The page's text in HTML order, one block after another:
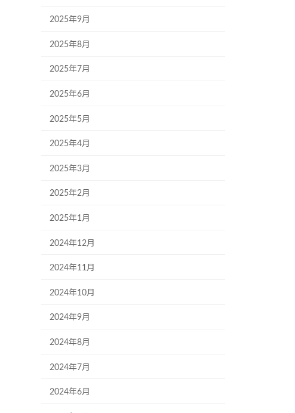
2025年9月
2025年8月
2025年7月
2025年6月
2025年5月
2025年4月
2025年3月
2025年2月
2025年1月
2024年12月
2024年11月
2024年10月
2024年9月
2024年8月
2024年7月
2024年6月